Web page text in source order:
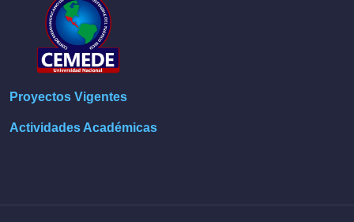
Proyectos Vigentes
Actividades Académicas